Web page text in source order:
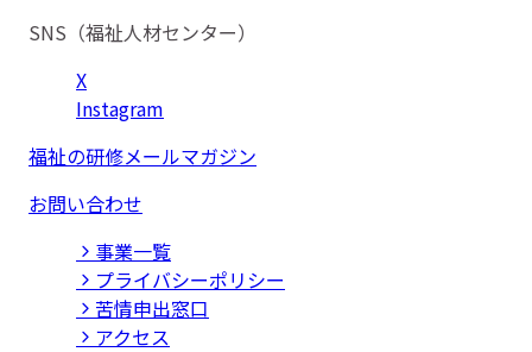
SNS（福祉人材センター）
X
Instagram
福祉の研修メールマガジン
お問い合わせ
事業⼀覧
プライバシーポリシー
苦情申出窓口
アクセス